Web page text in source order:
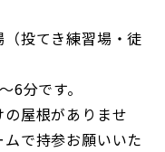
投てき練習場・徒
分です。
屋根がありませ
で持参お願いいた